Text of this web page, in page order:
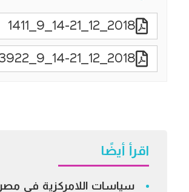
2018_12_14-21_9_1411
2018_12_14-21_9_3922
اقرأ أيضًا
سياسات اللامركزية في مصر